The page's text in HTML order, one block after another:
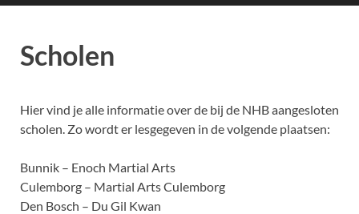
Scholen
Hier vind je alle informatie over de bij de NHB aangesloten
scholen. Zo wordt er lesgegeven in de volgende plaatsen:
Bunnik – Enoch Martial Arts
Culemborg – Martial Arts Culemborg
Den Bosch – Du Gil Kwan